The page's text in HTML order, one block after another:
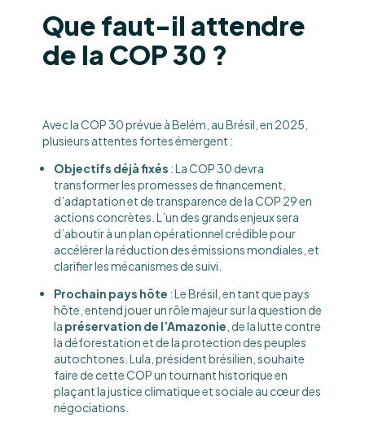
Que faut-il attendre
de la COP 30 ?
Avec la COP 30 prévue à Belém, au Brésil, en 2025,
plusieurs attentes fortes émergent :
Objectifs déjà fixés : La COP 30 devra
transformer les promesses de financement,
d’adaptation et de transparence de la COP 29 en
actions concrètes. L’un des grands enjeux sera
d’aboutir à un plan opérationnel crédible pour
accélérer la réduction des émissions mondiales, et
clarifier les mécanismes de suivi.
Prochain pays hôte : Le Brésil, en tant que pays
hôte, entend jouer un rôle majeur sur la question de
la préservation de l’Amazonie , de la lutte contre
la déforestation et de la protection des peuples
autochtones. Lula, président brésilien, souhaite
faire de cette COP un tournant historique en
plaçant la justice climatique et sociale au cœur des
négociations.